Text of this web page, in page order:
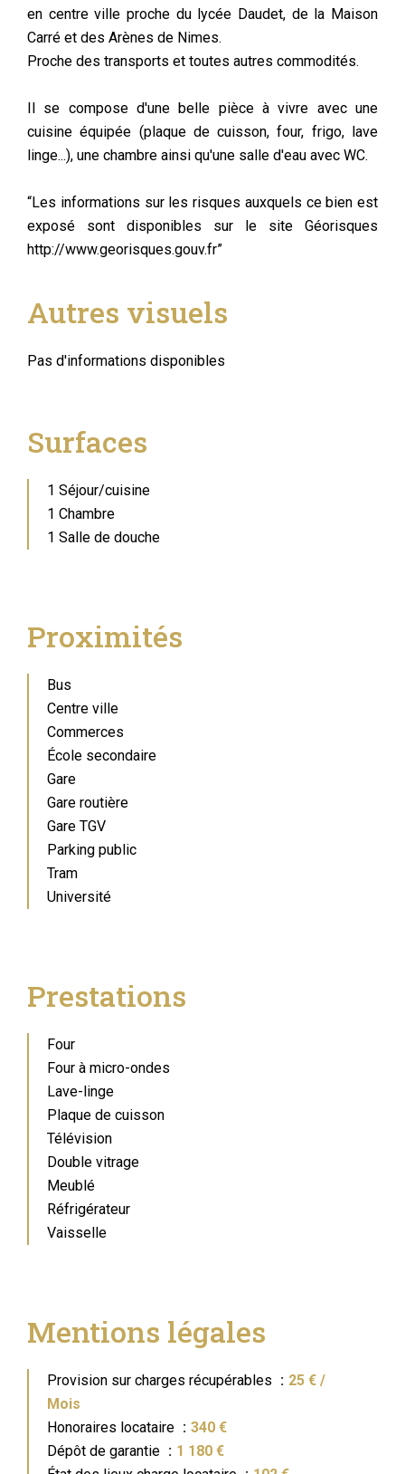
en centre ville proche du lycée Daudet, de la Maison
Carré et des Arènes de Nimes.
Proche des transports et toutes autres commodités.
Il se compose d'une belle pièce à vivre avec une
cuisine équipée (plaque de cuisson, four, frigo, lave
linge...), une chambre ainsi qu'une salle d'eau avec WC.
“Les informations sur les risques auxquels ce bien est
exposé sont disponibles sur le site Géorisques
http://www.georisques.gouv.fr”
Autres visuels
Pas d'informations disponibles
Surfaces
1 Séjour/cuisine
1 Chambre
1 Salle de douche
Proximités
Bus
Centre ville
Commerces
École secondaire
Gare
Gare routière
Gare TGV
Parking public
Tram
Université
Prestations
Four
Four à micro-ondes
Lave-linge
Plaque de cuisson
Télévision
Double vitrage
Meublé
Réfrigérateur
Vaisselle
Mentions légales
Provision sur charges récupérables
25 € /
Mois
Honoraires locataire
340 €
Dépôt de garantie
1 180 €